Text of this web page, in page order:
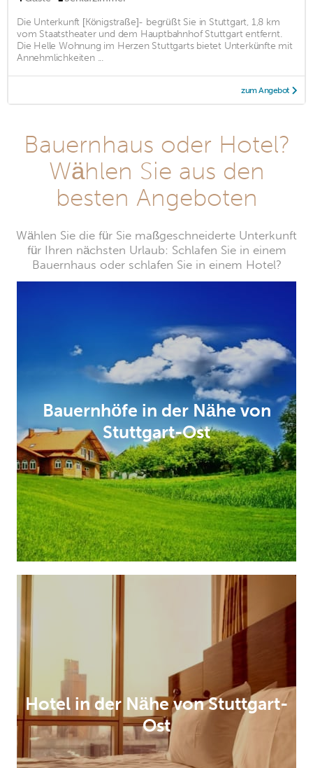
Die Unterkunft [Königstraße]- begrüßt Sie in Stuttgart, 1,8 km
vom Staatstheater und dem Hauptbahnhof Stuttgart entfernt.
Die Helle Wohnung im Herzen Stuttgarts bietet Unterkünfte mit
Annehmlichkeiten ...
zum Angebot
Bauernhaus oder Hotel?
Wählen Sie aus den
besten Angeboten
Wählen Sie die für Sie maßgeschneiderte Unterkunft
für Ihren nächsten Urlaub: Schlafen Sie in einem
Bauernhaus oder schlafen Sie in einem Hotel?
Bauernhöfe in der Nähe von
Stuttgart-Ost
Hotel in der Nähe von Stuttgart-
Ost